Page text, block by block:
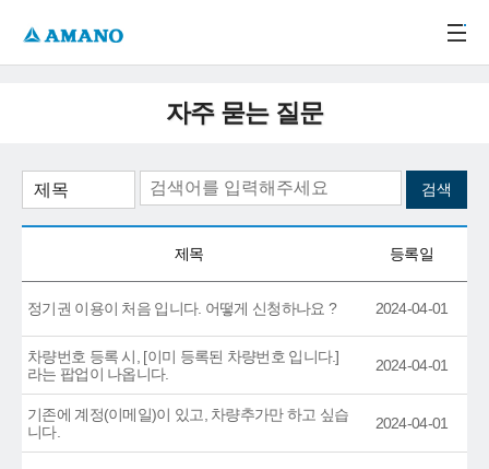
자주 묻는 질문
제목 등록일
정기권 이용이 처음 입니다. 어떻게 신청하나요 ? 2024-04-01
차량번호 등록 시, [이미 등록된 차량번호 입니다.]
라는 팝업이 나옵니다.
2024-04-01
기존에 계정(이메일)이 있고, 차량추가만 하고 싶습
니다.
2024-04-01